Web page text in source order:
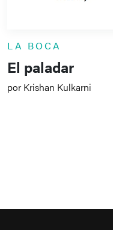
LA BOCA
El paladar
por Krishan Kulkarni